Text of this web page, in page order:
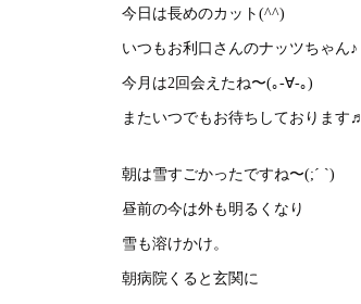
今日は長めのカット(^^)
いつもお利口さんのナッツちゃん♪
今月は2回会えたね〜(｡-∀-｡)
またいつでもお待ちしております♬
朝は雪すごかったですね〜(;´ `)
昼前の今は外も明るくなり
雪も溶けかけ。
朝病院くると玄関に